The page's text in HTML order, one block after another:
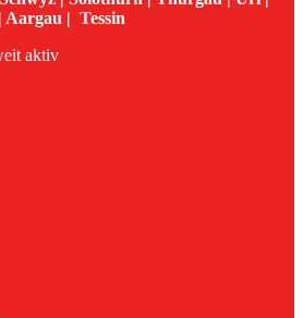
Aargau | Tessin
aktiv